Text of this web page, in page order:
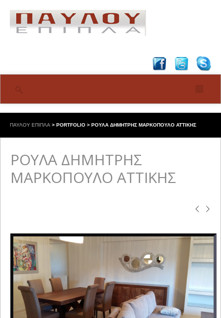
ΠΑΥΛΟΥ ΕΠΙΠΛΑ > PORTFOLIO > ΡΟΥΛΑ ΔΗΜΗΤΡΗΣ ΜΑΡΚΟΠΟΥΛΟ ΑΤΤΙΚΗΣ
ΡΟΥΛΑ ΔΗΜΗΤΡΗΣ
ΜΑΡΚΟΠΟΥΛΟ ΑΤΤΙΚΗΣ